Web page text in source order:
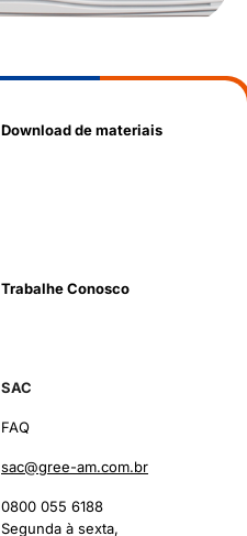
Download de materiais
Trabalhe Conosco
SAC
FAQ
sac@gree-am.com.br
0800 055 6188
Segunda à sexta,